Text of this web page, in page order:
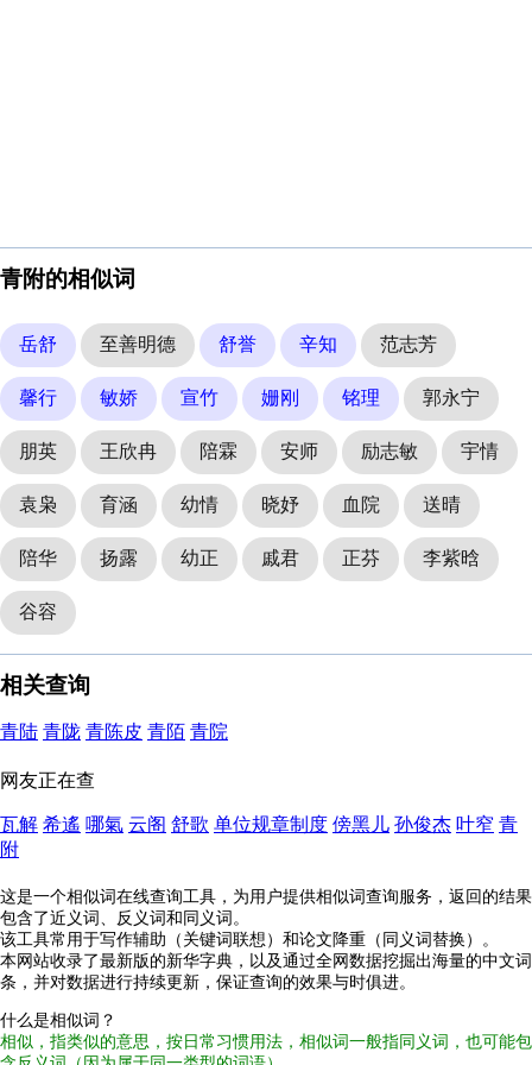
青附的相似词
岳舒 至善明德 舒誉 辛知 范志芳
馨行 敏娇 宣竹 姗刚 铭理 郭永宁
朋英 王欣冉 陪霖 安师 励志敏 宇情
袁枭 育涵 幼情 晓妤 血院 送晴
陪华 扬露 幼正 戚君 正芬 李紫晗
谷容
相关查询
青陆 青陇 青陈皮 青陌 青院
网友正在查
瓦解 希遙 哪氣 云阁 舒歌 单位规章制度 傍黑儿 孙俊杰 叶窄 青
附
这是一个相似词在线查询工具，为用户提供相似词查询服务，返回的结果
包含了近义词、反义词和同义词。
该工具常用于写作辅助（关键词联想）和论文降重（同义词替换）。
本网站收录了最新版的新华字典，以及通过全网数据挖掘出海量的中文词
条，并对数据进行持续更新，保证查询的效果与时俱进。
什么是相似词？
相似，指类似的意思，按日常习惯用法，相似词一般指同义词，也可能包